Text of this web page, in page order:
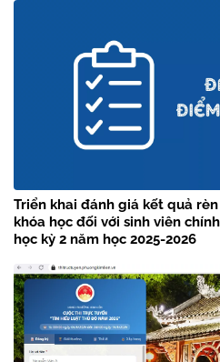
Triển khai đánh giá kết quả
khóa học đối với sinh viên
học kỳ 2 năm học 2025-2026